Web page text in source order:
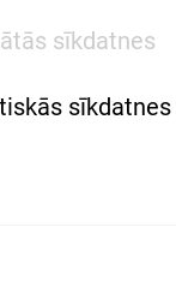
sīkdatnes
sīkdatnes